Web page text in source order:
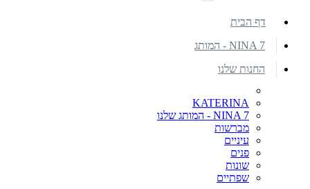
דף הבית
NINA 7 - המותג
החנות שלנו
KATERINA
NINA 7 - המותג שלנו
מברשות
עיניים
פנים
שונות
שפתיים